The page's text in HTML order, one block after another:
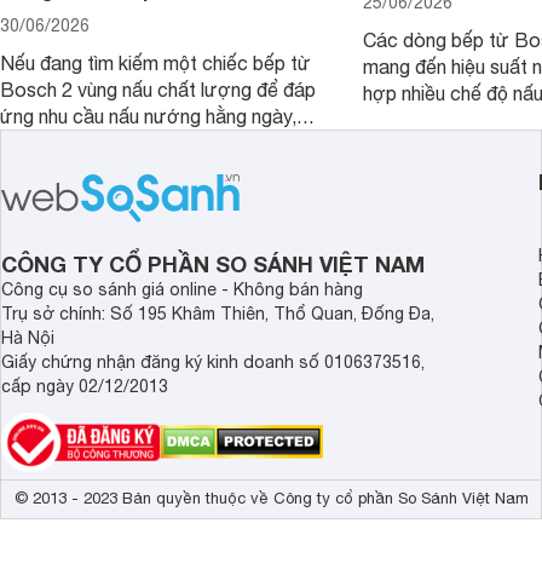
30/06/2026
Nếu đang tìm kiếm một chiếc bếp từ
Bosch 2 vùng nấu chất lượng để đáp
ứng nhu cầu nấu nướng hằng ngày,
Các dòng bếp từ
mang đến hiệu suất
hợp nhiều chế độ
vùng nấu đáng mua
CÔNG TY CỔ PHẦN SO SÁNH VIỆT NAM
Công cụ so sánh giá online - Không bán hàng
Trụ sở chính: Số 195 Khâm Thiên, Thổ Quan, Đống Đa,
Hà Nội
Giấy chứng nhận đăng ký kinh doanh số 0106373516,
cấp ngày 02/12/2013
© 2013 - 2023 Bản quyền thuộc về Công ty cổ phần So Sánh Việt Nam